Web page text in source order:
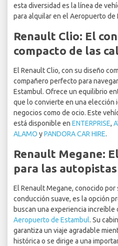
esta diversidad es la línea de
para alquilar en el Aeropuerto de
Renault Clio: El
compacto de las
El Renault Clio, con su diseño
compañero perfecto para
Estambul. Ofrece un equilibrio
que lo convierte en una elección
negocios como de ocio. Este
está disponible en ENTERPRISE,
ALAMO yPANDORA CAR HIRE.
Renault Megane:
para las
El Renault Megane, conocido
conducción suave, es la opción
buscan una experiencia increíble
Aeropuerto de Estambul. Su
garantiza un viaje agradable
histórica o se dirige a una